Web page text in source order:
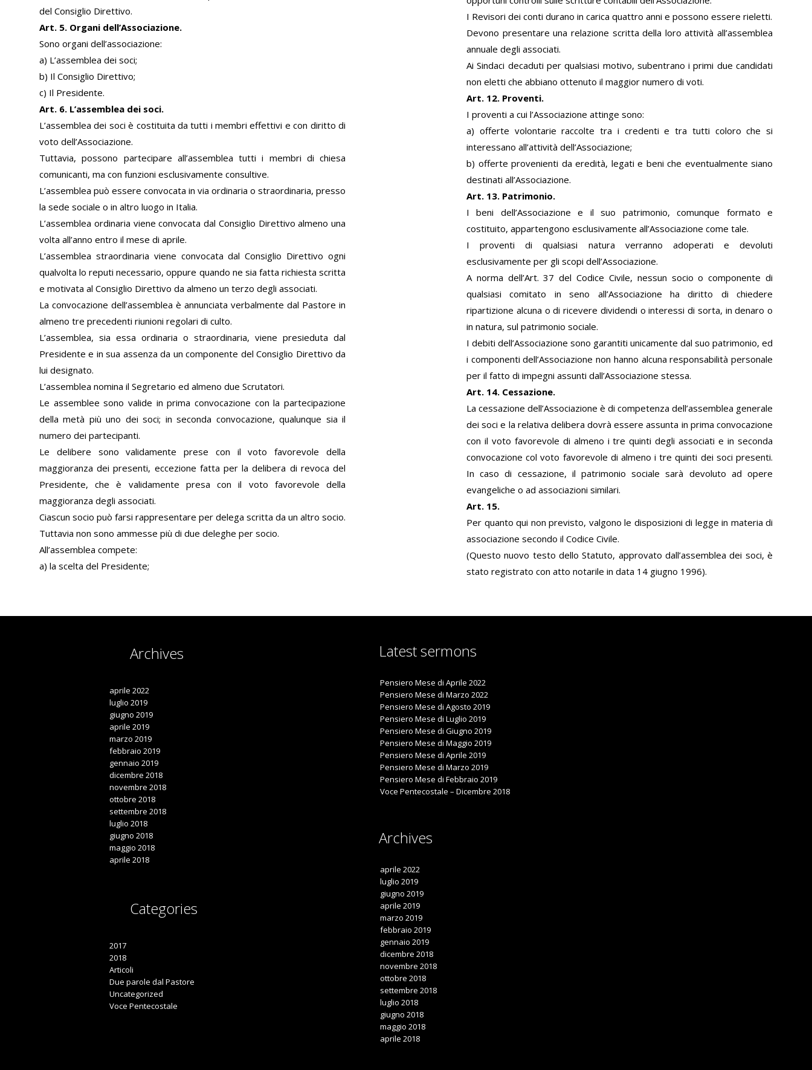
del Consiglio Direttivo.
Art. 5. Organi dell’Associazione.
Sono organi dell’associazione:
a) L’assemblea dei soci;
b) Il Consiglio Direttivo;
c) Il Presidente.
Art. 6. L’assemblea dei soci.
L’assemblea dei soci è costituita da tutti i membri effettivi e con diritto di
voto dell’Associazione.
Tuttavia, possono partecipare all’assemblea tutti i membri di chiesa
comunicanti, ma con funzioni esclusivamente consultive.
L’assemblea può essere convocata in via ordinaria o straordinaria, presso
la sede sociale o in altro luogo in Italia.
L’assemblea ordinaria viene convocata dal Consiglio Direttivo almeno una
volta all’anno entro il mese di aprile.
L’assemblea straordinaria viene convocata dal Consiglio Direttivo ogni
qualvolta lo reputi necessario, oppure quando ne sia fatta richiesta scritta
e motivata al Consiglio Direttivo da almeno un terzo degli associati.
La convocazione dell’assemblea è annunciata verbalmente dal Pastore in
almeno tre precedenti riunioni regolari di culto.
L’assemblea, sia essa ordinaria o straordinaria, viene presieduta dal
Presidente e in sua assenza da un componente del Consiglio Direttivo da
lui designato.
L’assemblea nomina il Segretario ed almeno due Scrutatori.
Le assemblee sono valide in prima convocazione con la partecipazione
della metà più uno dei soci; in seconda convocazione, qualunque sia il
numero dei partecipanti.
Le delibere sono validamente prese con il voto favorevole della
maggioranza dei presenti, eccezione fatta per la delibera di revoca del
Presidente, che è validamente presa con il voto favorevole della
maggioranza degli associati.
Ciascun socio può farsi rappresentare per delega scritta da un altro socio.
Tuttavia non sono ammesse più di due deleghe per socio.
All’assemblea compete:
a) la scelta del Presidente;
I Revisori dei conti durano in carica quattro anni e possono essere rieletti.
Devono presentare una relazione scritta della loro attività all’assemblea
annuale degli associati.
Ai Sindaci decaduti per qualsiasi motivo, subentrano i primi due candidati
non eletti che abbiano ottenuto il maggior numero di voti.
Art. 12. Proventi.
I proventi a cui l’Associazione attinge sono:
a) offerte volontarie raccolte tra i credenti e tra tutti coloro che si
interessano all’attività dell’Associazione;
b) offerte provenienti da eredità, legati e beni che eventualmente siano
destinati all’Associazione.
Art. 13. Patrimonio.
I beni dell’Associazione e il suo patrimonio, comunque formato e
costituito, appartengono esclusivamente all’Associazione come tale.
I proventi di qualsiasi natura verranno adoperati e devoluti
esclusivamente per gli scopi dell’Associazione.
A norma dell’Art. 37 del Codice Civile, nessun socio o componente di
qualsiasi comitato in seno all’Associazione ha diritto di chiedere
ripartizione alcuna o di ricevere dividendi o interessi di sorta, in denaro o
in natura, sul patrimonio sociale.
I debiti dell’Associazione sono garantiti unicamente dal suo patrimonio, ed
i componenti dell’Associazione non hanno alcuna responsabilità personale
per il fatto di impegni assunti dall’Associazione stessa.
Art. 14. Cessazione.
La cessazione dell’Associazione è di competenza dell’assemblea generale
dei soci e la relativa delibera dovrà essere assunta in prima convocazione
con il voto favorevole di almeno i tre quinti degli associati e in seconda
convocazione col voto favorevole di almeno i tre quinti dei soci presenti.
In caso di cessazione, il patrimonio sociale sarà devoluto ad opere
evangeliche o ad associazioni similari.
Art. 15.
Per quanto qui non previsto, valgono le disposizioni di legge in materia di
associazione secondo il Codice Civile.
(Questo nuovo testo dello Statuto, approvato dall’assemblea dei soci, è
stato registrato con atto notarile in data 14 giugno 1996).
Archives
aprile 2022
luglio 2019
giugno 2019
aprile 2019
marzo 2019
febbraio 2019
gennaio 2019
dicembre 2018
novembre 2018
ottobre 2018
settembre 2018
luglio 2018
giugno 2018
maggio 2018
aprile 2018
Categories
2017
2018
Articoli
Due parole dal Pastore
Uncategorized
Voce Pentecostale
Latest sermons
Pensiero Mese di Aprile 2022
Pensiero Mese di Marzo 2022
Pensiero Mese di Agosto 2019
Pensiero Mese di Luglio 2019
Pensiero Mese di Giugno 2019
Pensiero Mese di Maggio 2019
Pensiero Mese di Aprile 2019
Pensiero Mese di Marzo 2019
Pensiero Mese di Febbraio 2019
Voce Pentecostale – Dicembre 2018
Archives
aprile 2022
luglio 2019
giugno 2019
aprile 2019
marzo 2019
febbraio 2019
gennaio 2019
dicembre 2018
novembre 2018
ottobre 2018
settembre 2018
luglio 2018
giugno 2018
maggio 2018
aprile 2018